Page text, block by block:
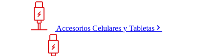
Accesorios Celulares y Tabletas